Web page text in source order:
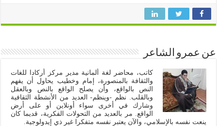
عن عمرو الشاعر
كاتب، محاضر لغة ألمانية مدير مركز أركادا للغات
والثقافة بالمنصورة، إمام وخطيب يحاول أن يفهم
النص بالواقع، وأن يصلح الواقع بالنص وبالعقل
وبالقلب. نظم -وينظم- العديد من الأنشطة الثقافية
وشارك في أخرى سواء أونلاين أو على أرض
الواقع. مر بالعديد من التحولات الفكرية، قديما كان
ينعت نفسه بالإسلامي، والآن يعتبر نفسه متفكرا غير ذي إيدولوجية.